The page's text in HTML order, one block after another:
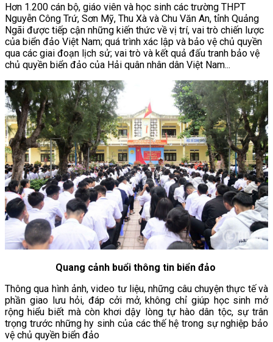
Hơn 1.200 cán bộ, giáo viên và học sinh các trường THPT
Nguyễn Công Trứ, Sơn Mỹ, Thu Xà và Chu Văn An, tỉnh Quảng
Ngãi được tiếp cận những kiến thức về vị trí, vai trò chiến lược
của biển đảo Việt Nam; quá trình xác lập và bảo vệ chủ quyền
qua các giai đoạn lịch sử; vai trò và kết quả đấu tranh bảo vệ
chủ quyền biển đảo của Hải quân nhân dân Việt Nam...
Quang cảnh buổi thông tin biển đảo
Thông qua hình ảnh, video tư liệu, những câu chuyện thực tế và
phần giao lưu hỏi, đáp cởi mở, không chỉ giúp học sinh mở
rộng hiểu biết mà còn khơi dậy lòng tự hào dân tộc, sự trân
trọng trước những hy sinh của các thế hệ trong sự nghiệp bảo
vệ chủ quyền biển đảo